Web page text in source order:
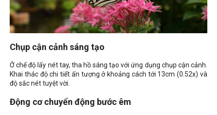
Chụp cận cảnh sáng tạo
Ở chế độ lấy nét tay, tha hồ sáng tạo với ứng dụng chụp cận cảnh.
Khai thác độ chi tiết ấn tượng ở khoảng cách tới 13cm (0.52x) và
độ sắc nét tuyệt vời.
Động cơ chuyển động bước êm